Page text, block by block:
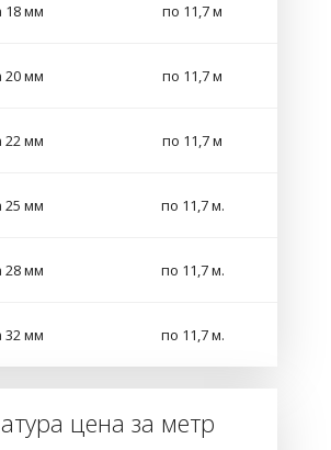
18 мм по 11,7 м
20 мм по 11,7 м
22 мм по 11,7 м
25 мм по 11,7 м.
28 мм по 11,7 м.
32 мм по 11,7 м.
цена за метр